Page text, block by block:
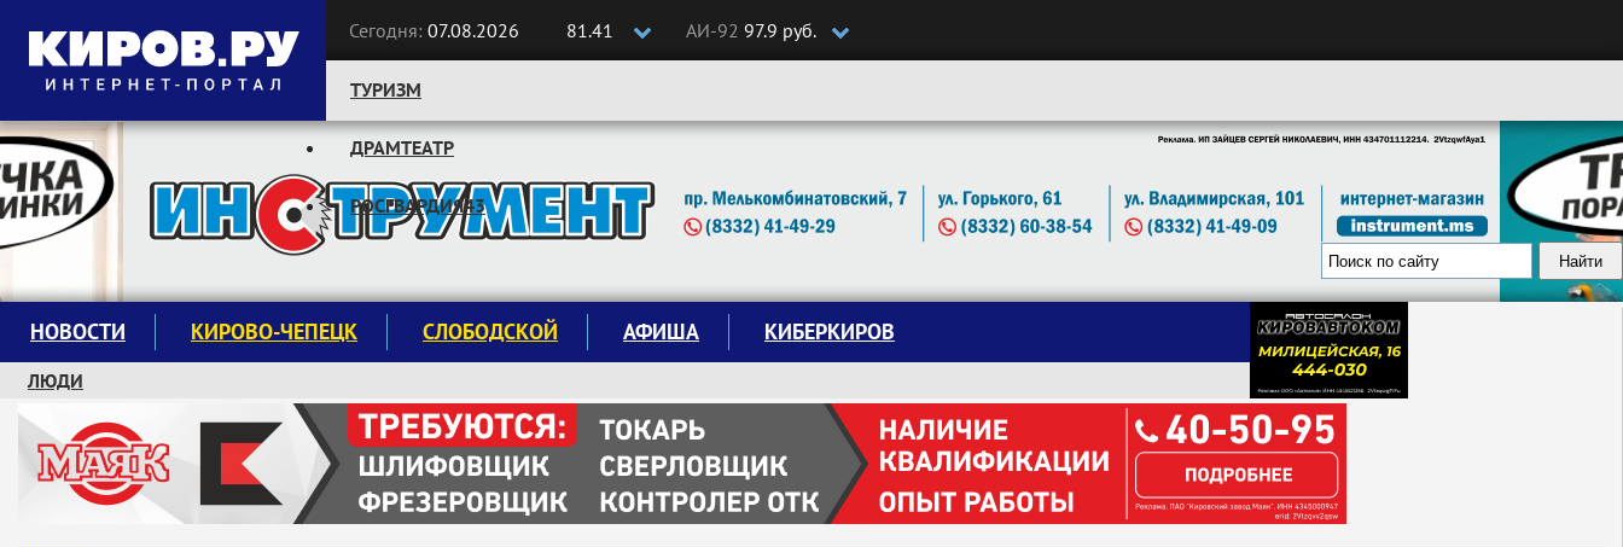
Сегодня: 07.08.2026 81.41 АИ-92 97.9 руб.
Следите за новостями:
ТУРИЗМ
ДРАМТЕАТР
РОСГВАРДИЯ43
НОВОСТИ КИРОВО-ЧЕПЕЦК СЛОБОДСКОЙ АФИША КИБЕРКИРОВ
ЛЮДИ
КРУЖКИ И СЕКЦИИ
ЗАВОДУ "МАЯК" 85 ЛЕТ
ЭКОЛОГИЯ